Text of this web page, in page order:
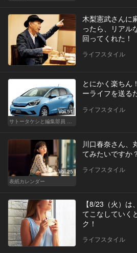
木梨憲武さんに
ったら、リアル
回ってくれた！
ライフスタイル
Vol.51
とにかく楽ちん
ーライフを送る
ライフスタイル
Vol.25
表紙カレンダー
川口春奈さん、
てみたいですか
ライフスタイル
【8/23（火）
てこなしていく
ク！
ライフスタイル